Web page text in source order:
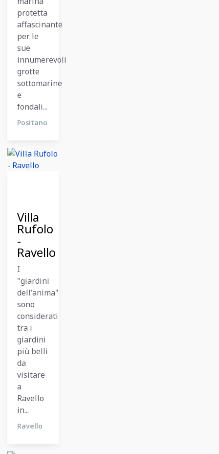
protetta
affascinante
per le
sue
innumerevoli
grotte
sottomarine
e
fondali...
Positano
2023
Villa
Rufolo
-
Ravello
I
"giardini
dell'anima"
sono
considerati
tra i
giardini
più belli
da
visitare
a
Ravello
in...
Ravello